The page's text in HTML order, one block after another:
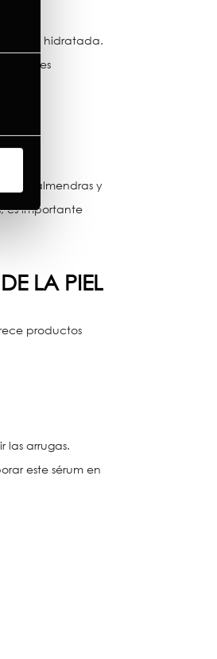
la piel hidratada.
las almendras y
es importante
LA PIEL
productos
las arrugas.
este sérum en